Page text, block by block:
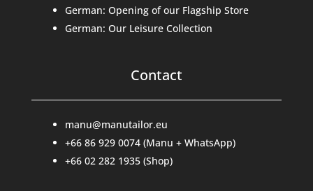
German: Opening of our Flagship Store
German: Our Leisure Collection
Contact
manu@manutailor.eu
+66 86 929 0074 (Manu + WhatsApp)
+66 02 282 1935 (Shop)